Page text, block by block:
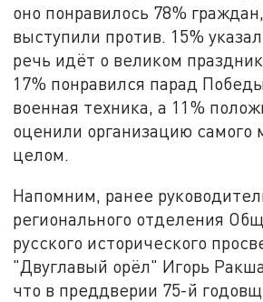
оно понравилось 78%
выступили против. 15%
речь идёт о великом
17% понравился парад
военная техника, а 11%
оценили организацию самого
целом.
Напомним, ранее
регионального отделения
русского исторического
"Двуглавый орёл" Игорь
что в преддверии 75-й